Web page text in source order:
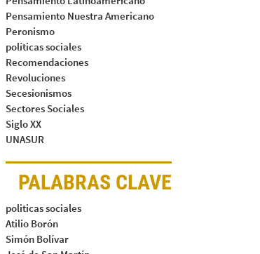
Pensamiento Nuestra Americano
Peronismo
políticas sociales
Recomendaciones
Revoluciones
Secesionismos
Sectores Sociales
Siglo XX
UNASUR
PALABRAS CLAVE
politicas sociales
Atilio Borón
Simón Bolívar